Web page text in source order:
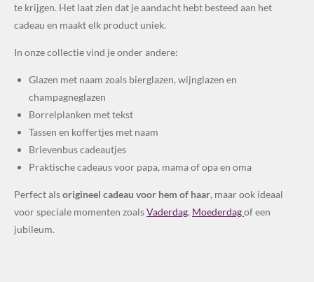
te krijgen. Het laat zien dat je aandacht hebt besteed aan het
cadeau en maakt elk product uniek.
In onze collectie vind je onder andere:
Glazen met naam zoals bierglazen, wijnglazen en
champagneglazen
Borrelplanken met tekst
Tassen en koffertjes met naam
Brievenbus cadeautjes
Praktische cadeaus voor papa, mama of opa en oma
Perfect alsorigineel cadeau voor hem of haar, maar ook ideaal
voor speciale momenten zoalsVaderdag, Moederdagof een
jubileum.